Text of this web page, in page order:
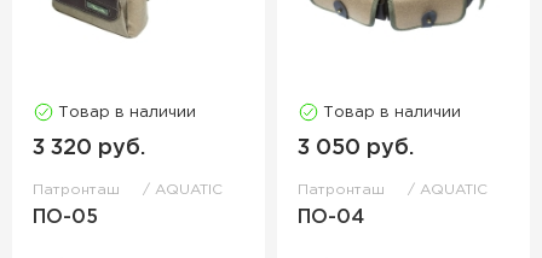
Товар в наличии
3 320 руб.
Патронташ AQUATIC
ПО-05
Товар в наличии
3 050 руб.
Патронташ AQUATIC
ПО-04